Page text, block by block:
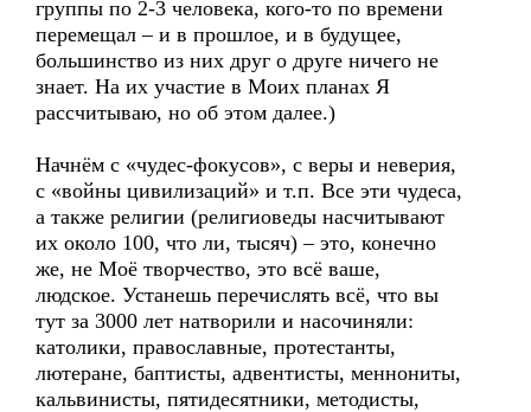
группы по 2-3 человека, кого-то по времени
перемещал – и в прошлое, и в будущее,
большинство из них друг о друге ничего не
знает. На их участие в Моих планах Я
рассчитываю, но об этом далее.)
Начнём с «чудес-фокусов», с веры и неверия,
с «войны цивилизаций» и т.п. Все эти чудеса,
а также религии (религиоведы насчитывают
их около 100, что ли, тысяч) – это, конечно
же, не Моё творчество, это всё ваше,
людское. Устанешь перечислять всё, что вы
тут за 3000 лет натворили и насочиняли:
католики, православные, протестанты,
лютеране, баптисты, адвентисты, меннониты,
кальвинисты, пятидесятники, методисты,